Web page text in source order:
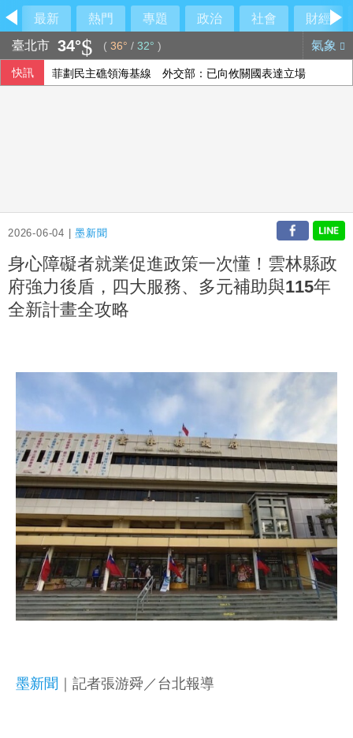
最新 熱門 專題 政治 社會
財經
臺北市 34° ( 36° / 32° ) 氣象
快訊 菲劃民主礁領海基線 外交部：已向攸關國表達立場
2026-06-04 |墨新聞
身心障礙者就業促進政策一次懂！雲林縣政
府強力後盾，四大服務、多元補助與115年
全新計畫全攻略
墨新聞 ｜記者張游舜／台北報導